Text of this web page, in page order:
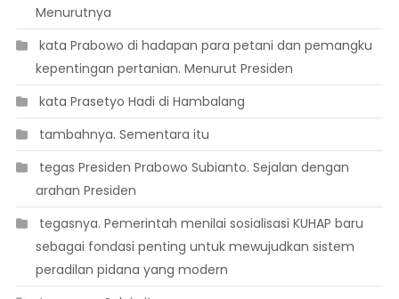
Menurutnya
 kata Prabowo di hadapan para petani dan pemangku
kepentingan pertanian. Menurut Presiden
 kata Prasetyo Hadi di Hambalang
 tambahnya. Sementara itu
 tegas Presiden Prabowo Subianto. Sejalan dengan
arahan Presiden
 tegasnya. Pemerintah menilai sosialisasi KUHAP baru
sebagai fondasi penting untuk mewujudkan sistem
peradilan pidana yang modern